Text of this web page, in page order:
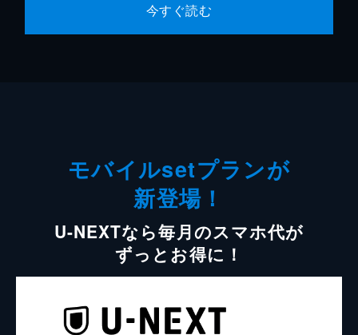
今すぐ読む
モバイルsetプランが
新登場！
U-NEXTなら毎月のスマホ代が
ずっとお得に！